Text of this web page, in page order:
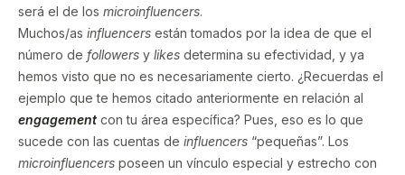
será el de los microinfluencers.
Muchos/as influencers están tomados por la idea de que el
número de followers y likes determina su efectividad, y ya
hemos visto que no es necesariamente cierto. ¿Recuerdas el
ejemplo que te hemos citado anteriormente en relación al
engagement con tu área específica? Pues, eso es lo que
sucede con las cuentas de influencers “pequeñas”. Los
microinfluencers poseen un vínculo especial y estrecho con